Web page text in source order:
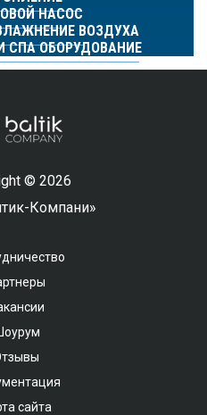
НАСОС
ВОЗДУХА
СПА ОБОРУДОВАНИЕ
© 2026
Компани»
сайта